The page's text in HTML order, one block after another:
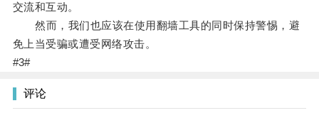
交流和互动。
然而，我们也应该在使用翻墙工具的同时保持警惕，避
免上当受骗或遭受网络攻击。
#3#
评论